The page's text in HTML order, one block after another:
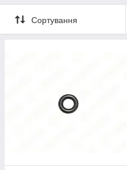
Сортування